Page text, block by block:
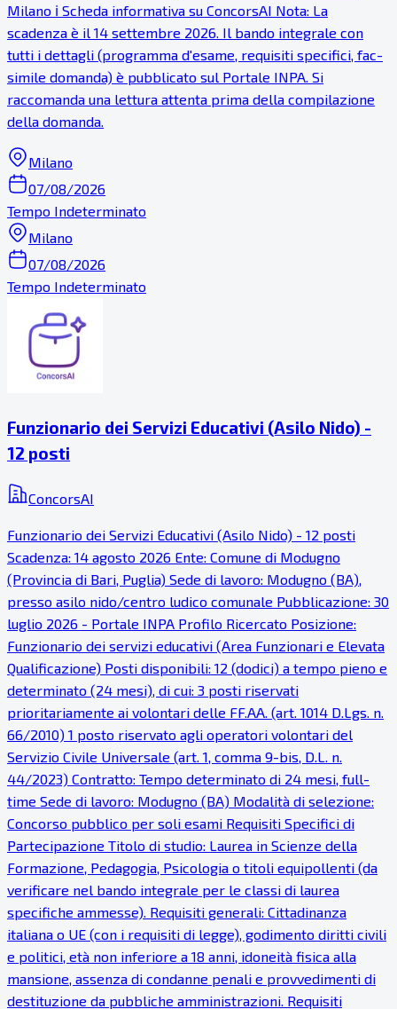
Milano ℹ Scheda informativa su ConcorsAI Nota: La
scadenza è il 14 settembre 2026. Il bando integrale con
tutti i dettagli (programma d'esame, requisiti specifici, fac-
simile domanda) è pubblicato sul Portale INPA. Si
raccomanda una lettura attenta prima della compilazione
della domanda.
Milano
07/08/2026
Tempo Indeterminato
Milano
07/08/2026
Tempo Indeterminato
Funzionario dei Servizi Educativi (Asilo Nido) -
12 posti
ConcorsAI
Funzionario dei Servizi Educativi (Asilo Nido) - 12 posti
Scadenza: 14 agosto 2026 Ente: Comune di Modugno
(Provincia di Bari, Puglia) Sede di lavoro: Modugno (BA),
presso asilo nido/centro ludico comunale Pubblicazione: 30
luglio 2026 - Portale INPA Profilo Ricercato Posizione:
Funzionario dei servizi educativi (Area Funzionari e Elevata
Qualificazione) Posti disponibili: 12 (dodici) a tempo pieno e
determinato (24 mesi), di cui: 3 posti riservati
prioritariamente ai volontari delle FF.AA. (art. 1014 D.Lgs. n.
66/2010) 1 posto riservato agli operatori volontari del
Servizio Civile Universale (art. 1, comma 9-bis, D.L. n.
44/2023) Contratto: Tempo determinato di 24 mesi, full-
time Sede di lavoro: Modugno (BA) Modalità di selezione:
Concorso pubblico per soli esami Requisiti Specifici di
Partecipazione Titolo di studio: Laurea in Scienze della
Formazione, Pedagogia, Psicologia o titoli equipollenti (da
verificare nel bando integrale per le classi di laurea
specifiche ammesse). Requisiti generali: Cittadinanza
italiana o UE (con i requisiti di legge), godimento diritti civili
e politici, età non inferiore a 18 anni, idoneità fisica alla
mansione, assenza di condanne penali e provvedimenti di
destituzione da pubbliche amministrazioni. Requisiti